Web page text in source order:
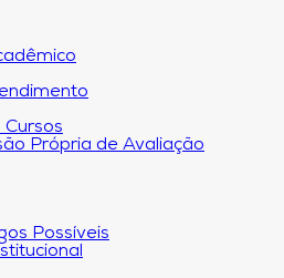
Própria de Avaliação
Possíveis